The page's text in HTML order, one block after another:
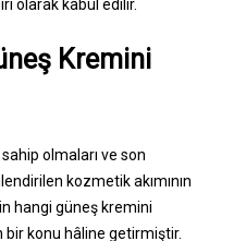
olarak kabul edilir.
Kremini
olmaları ve son
kozmetik akımının
hangi güneş kremini
bir konu hâline getirmiştir.